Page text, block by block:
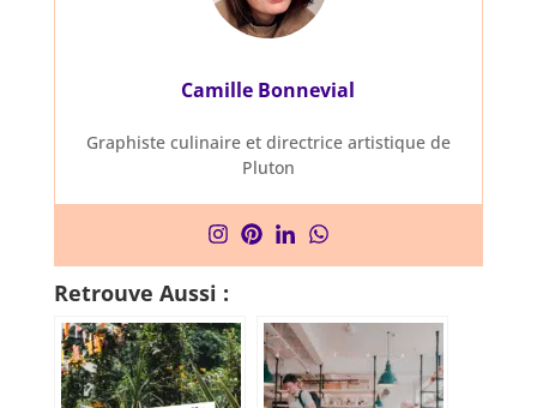
Camille Bonnevial
Graphiste culinaire et directrice artistique de
Pluton
Retrouve Aussi :